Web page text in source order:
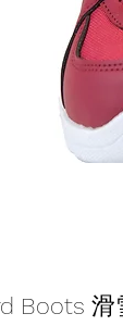
Boots 滑